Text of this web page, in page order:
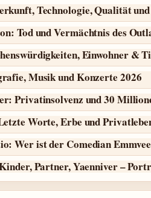
Technologie, Qualität
Tod und Vermächtnis des
Einwohner &
Musik und Konzerte 2026
Privatinsolvenz und 30
Worte, Erbe und
Wer ist der Comedian
Partner, Yaenniver –